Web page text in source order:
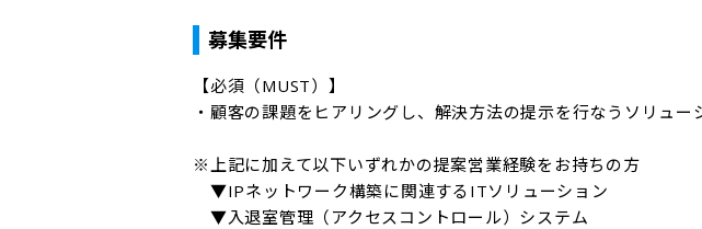
募集要件
【必須（MUST）】
・顧客の課題をヒアリングし、解決方法の提示を行なうソリュー
※上記に加えて以下いずれかの提案営業経験をお持ちの方
▼IPネットワーク構築に関連するITソリューション
▼入退室管理（アクセスコントロール）システム